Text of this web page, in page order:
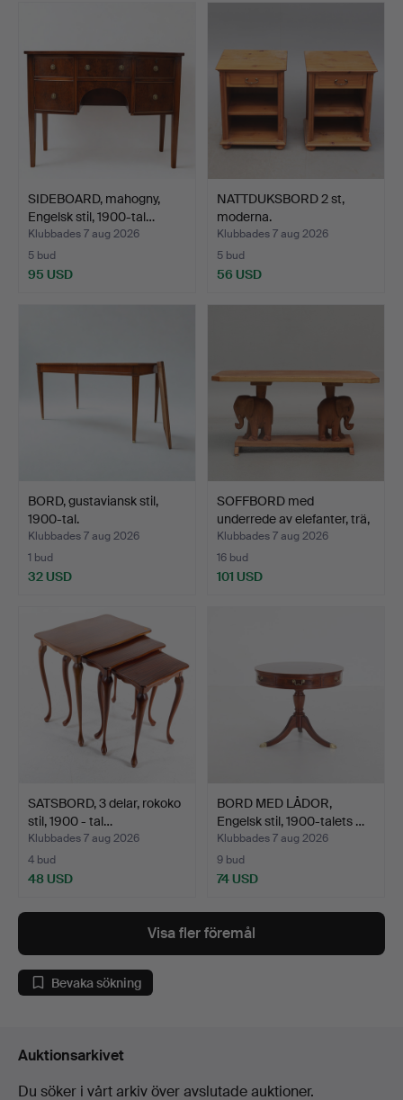
SIDEBOARD, mahogny,
Engelsk stil, 1900-tal…
Klubbades 7 aug 2026
5 bud
95 USD
NATTDUKSBORD 2 st,
moderna.
Klubbades 7 aug 2026
5 bud
56 USD
BORD, gustaviansk stil,
1900-tal.
Klubbades 7 aug 2026
1 bud
32 USD
SOFFBORD med
underrede av elefanter, trä,
…
Klubbades 7 aug 2026
16 bud
101 USD
SATSBORD, 3 delar, rokoko
stil, 1900 - tal…
Klubbades 7 aug 2026
4 bud
48 USD
BORD MED LÅDOR,
Engelsk stil, 1900-talets …
Klubbades 7 aug 2026
9 bud
74 USD
Visa fler föremål
Bevaka sökning
Auktionsarkivet
Du söker i vårt arkiv över avslutade auktioner.